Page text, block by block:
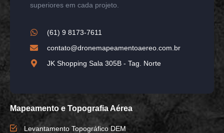
superiores em cada projeto.
(61) 9 8173-7611
contato@dronemapeamentoaereo.com.br
JK Shopping Sala 305B - Tag. Norte
Mapeamento e Topografia Aérea
Levantamento Topográfico DEM